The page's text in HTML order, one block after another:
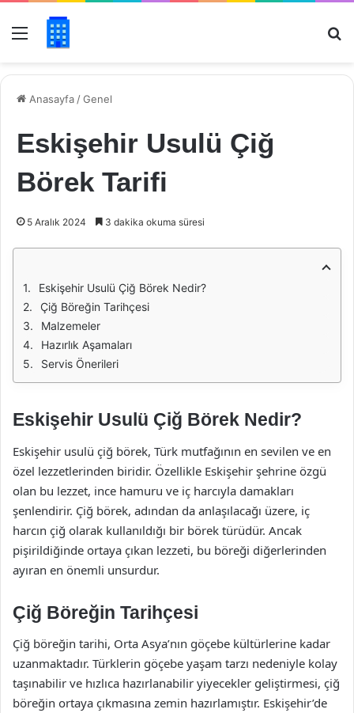
Menü
Anasayfa /Genel
Eskişehir Usulü Çiğ
Börek Tarifi
5 Aralık 2024 3 dakika okuma süresi
Eskişehir Usulü Çiğ Börek Nedir?
Çiğ Böreğin Tarihçesi
Malzemeler
Hazırlık Aşamaları
Servis Önerileri
Eskişehir Usulü Çiğ Börek Nedir?
Eskişehir usulü çiğ börek, Türk mutfağının en sevilen ve en
özel lezzetlerinden biridir. Özellikle Eskişehir şehrine özgü
olan bu lezzet, ince hamuru ve iç harcıyla damakları
şenlendirir. Çiğ börek, adından da anlaşılacağı üzere, iç
harcın çiğ olarak kullanıldığı bir börek türüdür. Ancak
pişirildiğinde ortaya çıkan lezzeti, bu böreği diğerlerinden
ayıran en önemli unsurdur.
Çiğ Böreğin Tarihçesi
Çiğ böreğin tarihi, Orta Asya’nın göçebe kültürlerine kadar
uzanmaktadır. Türklerin göçebe yaşam tarzı nedeniyle kolay
taşınabilir ve hızlıca hazırlanabilir yiyecekler geliştirmesi, çiğ
böreğin ortaya çıkmasına zemin hazırlamıştır. Eskişehir’de